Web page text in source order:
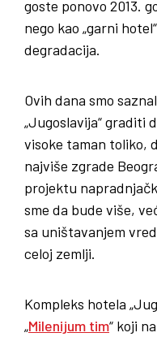
goste ponovo 2013.
nego kao „garni
degradacija.
Ovih dana smo
„Jugoslavija“ graditi
visoke taman toliko,
najviše zgrade
projektu
sme da bude više,
sa uništavanjem
celoj zemlji.
Kompleks hotela
„Milenijum tim“ koji